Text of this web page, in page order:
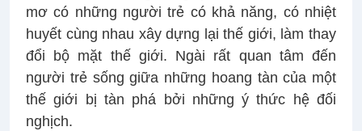
mơ có những người trẻ có khả năng, có nhiệt
huyết cùng nhau xây dựng lại thế giới, làm thay
đổi bộ mặt thế giới. Ngài rất quan tâm đến
người trẻ sống giữa những hoang tàn của một
thế giới bị tàn phá bởi những ý thức hệ đối
nghịch.